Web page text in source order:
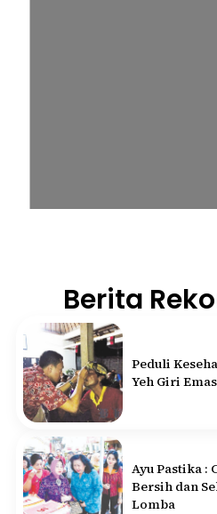
Berita
Peduli
Yeh Giri Emas
Ayu Pastika :
Bersih dan
Lomba